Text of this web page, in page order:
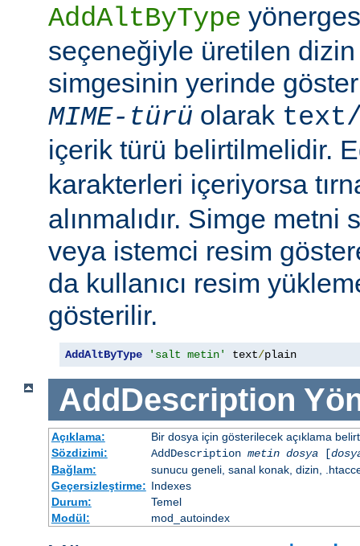
AddAltByType
seçeneğiyle üretilen
simgesinin yerinde
MIME-türü olarak
içerik türü belirtilmelidir.
karakterleri içeriyorsa
alınmalıdır. Simge metni
veya istemci resim
da kullanıcı resim
gösterilir.
AddAltByType 'salt metin' text/plain
AddDescription
Açıklama:
Bir dosya için gösterilecek açıklama
Sözdizimi:
AddDescription metin dosya[
Bağlam:
sunucu geneli, sanal konak, dizin,
Geçersizleştirme: Indexes
Durum:
Temel
Modül:
mod_autoindex